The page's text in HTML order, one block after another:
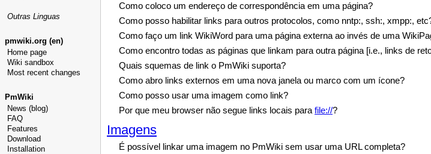
Outras Linguas
pmwiki.org (en)
Home page
Wiki sandbox
Most recent changes
PmWiki
News (blog)
FAQ
Features
Download
Installation
Como coloco um endereço de correspondência em uma página?
Como posso habilitar links para outros protocolos, como nntp:, ssh:, xmpp:,
Como faço um link WikiWord para uma página externa ao invés de uma
Como encontro todas as páginas que linkam para outra página [i.e., links de
Quais squemas de link o PmWiki suporta?
Como abro links externos em uma nova janela ou marco com um ícone?
Como posso usar uma imagem como link?
Por que meu browser não segue links locais para file://?
Imagens
É possível linkar uma imagem no PmWiki sem usar uma URL completa?